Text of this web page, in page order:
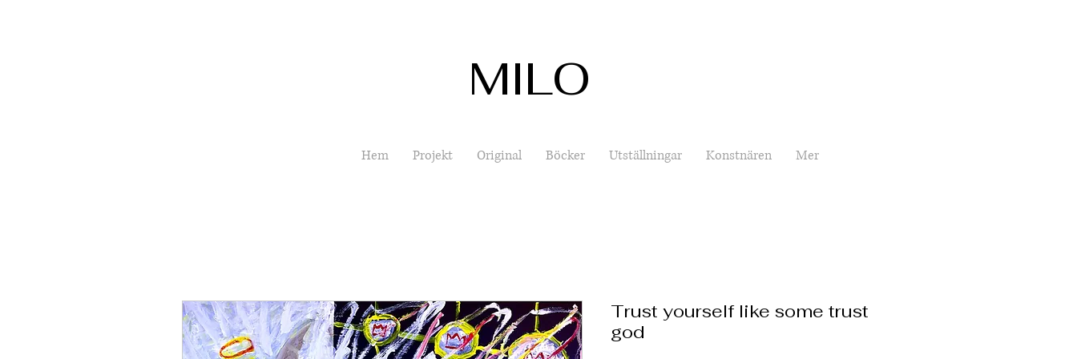
MILO
Hem Projekt Original Böcker Utställningar Konstnären Mer
Trust yourself like some trust
god